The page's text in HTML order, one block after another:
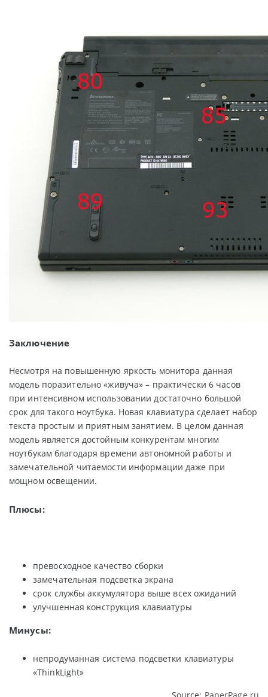
Заключение
Несмотря на повышенную яркость монитора данная
модель поразительно «живуча» – практически 6 часов
при интенсивном использовании достаточно большой
срок для такого ноутбука. Новая клавиатура сделает набор
текста простым и приятным занятием. В целом данная
модель является достойным конкурентам многим
ноутбукам благодаря времени автономной работы и
замечательной читаемости информации даже при
мощном освещении.
Плюсы:
превосходное качество сборки
замечательная подсветка экрана
срок службы аккумулятора выше всех ожиданий
улучшенная конструкция клавиатуры
Минусы:
непродуманная система подсветки клавиатуры
«ThinkLight»